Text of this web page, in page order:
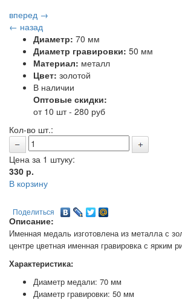
вперед →
← назад
Диаметр: 70 мм
Диаметр гравировки: 50 мм
Материал: металл
Цвет: золотой
В наличии
Оптовые скидки:
от 10 шт - 280 руб
Кол-во шт.:
Цена за 1 штуку:
330 р.
В корзину
Поделиться
Описание:
Именная медаль изготовлена из металла с
центре цветная именная гравировка с ярким
Характеристика:
Диаметр медали: 70 мм
Диаметр гравировки: 50 мм